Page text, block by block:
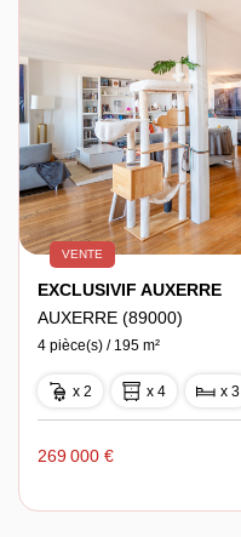
VENTE
EXCLUSIVIF AUXERRE
AUXERRE (89000)
4 pièce(s) / 195 m²
x 2 x 4 x 3
269 000 €